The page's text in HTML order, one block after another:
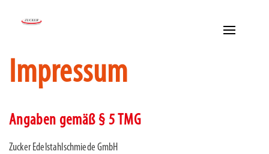
Toggle
Impressum
Angaben gemäß § 5 TMG
Zucker Edelstahlschmiede GmbH